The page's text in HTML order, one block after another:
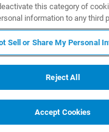
振图书馆
克核磁食品解决方案
this category of
information to any third
Sell or Share My Personal
Reject All
Accept Cookies